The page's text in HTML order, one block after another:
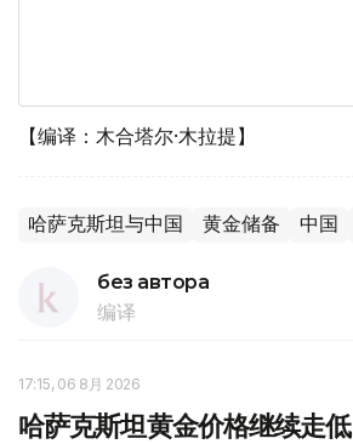
【编译：木合塔尔·木拉提】
哈萨克斯坦与中国 黄金储备 中国
без автора
编译
17:15, 06 8月 2026
哈萨克斯坦黄金价格继续走低